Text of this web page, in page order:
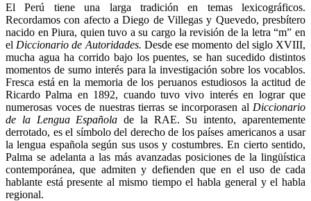
El Perú tiene una larga tradición en temas lexicográficos.
Recordamos con afecto a Diego de Villegas y Quevedo, presbítero
nacido en Piura, quien tuvo a su cargo la revisión de la letra “m” en
el Diccionario de Autoridades. Desde ese momento del siglo XVIII,
mucha agua ha corrido bajo los puentes, se han sucedido distintos
momentos de sumo interés para la investigación sobre los vocablos.
Fresca está en la memoria de los peruanos estudiosos la actitud de
Ricardo Palma en 1892, cuando tuvo vivo interés en lograr que
numerosas voces de nuestras tierras se incorporasen al Diccionario
de la Lengua Española de la RAE. Su intento, aparentemente
derrotado, es el símbolo del derecho de los países americanos a usar
la lengua española según sus usos y costumbres. En cierto sentido,
Palma se adelanta a las más avanzadas posiciones de la lingüística
contemporánea, que admiten y defienden que en el uso de cada
hablante está presente al mismo tiempo el habla general y el habla
regional.